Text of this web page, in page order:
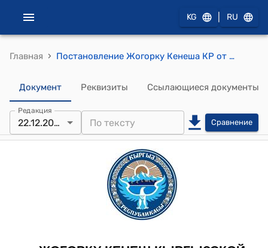
KG RU
Главная › Постановление Жогорку Кенеша КР от 22 декабря 2021 года № 5056-VI "О принятии в первом чтении проекта Закона Кыргызской Республики "О внесении изменений в Бюджетный кодекс Кыргызской Республики""
Документ Реквизиты Ссылающиеся документы
Редакция
22.12.2021 Сравнение